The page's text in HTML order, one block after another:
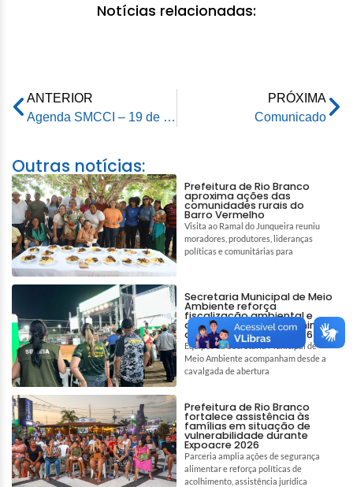
Notícias relacionadas:
ANTERIOR
Agenda SMCCI – 19 de julho de 2024
PRÓXIMA
Comunicado
Outras notícias:
Prefeitura de Rio Branco
aproxima ações das
comunidades rurais do
Barro Vermelho
Visita ao Ramal do Junqueira reuniu
moradores, produtores, lideranças
políticas e comunitárias para
Secretaria Municipal de Meio
Ambiente reforça
fiscalização ambiental e
ações de bem-estar animal
durante a Expoacre 2026
Equipes da Secretaria Municipal de
Meio Ambiente acompanham desde a
cavalgada de abertura
Prefeitura de Rio Branco
fortalece assistência às
famílias em situação de
vulnerabilidade durante
Expoacre 2026
Parceria amplia ações de segurança
alimentar e reforça políticas de
acolhimento, assistência jurídica